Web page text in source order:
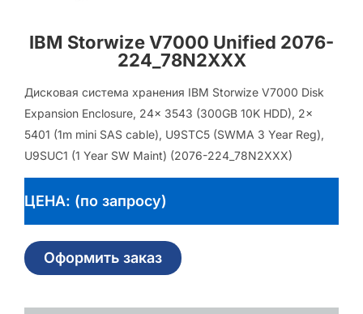
IBM Storwize V7000 Unified 2076-
224_78N2XXX
Дисковая система хранения IBM Storwize V7000 Disk
Expansion Enclosure, 24x 3543 (300GB 10K HDD), 2x
5401 (1m mini SAS cable), U9STC5 (SWMA 3 Year Reg),
U9SUC1 (1 Year SW Maint) (2076-224_78N2XXX)
ЦЕНА: (по запросу)
Оформить заказ